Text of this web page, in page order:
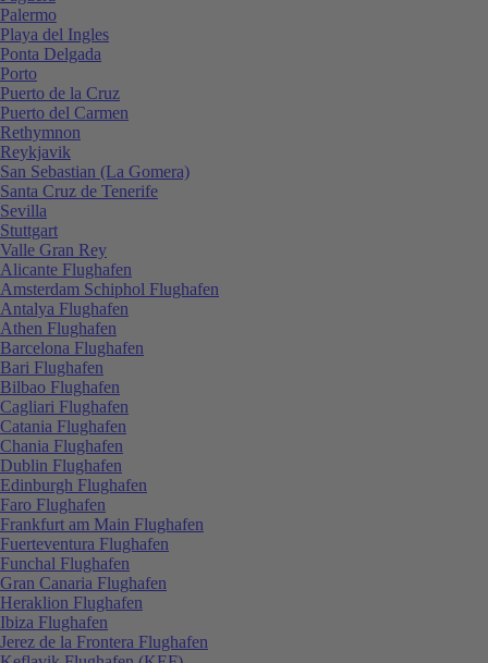
Palermo
Playa del Ingles
Ponta Delgada
Porto
Puerto de la Cruz
Puerto del Carmen
Rethymnon
Reykjavik
San Sebastian (La Gomera)
Santa Cruz de Tenerife
Sevilla
Stuttgart
Valle Gran Rey
Alicante Flughafen
Amsterdam Schiphol Flughafen
Antalya Flughafen
Athen Flughafen
Barcelona Flughafen
Bari Flughafen
Bilbao Flughafen
Cagliari Flughafen
Catania Flughafen
Chania Flughafen
Dublin Flughafen
Edinburgh Flughafen
Faro Flughafen
Frankfurt am Main Flughafen
Fuerteventura Flughafen
Funchal Flughafen
Gran Canaria Flughafen
Heraklion Flughafen
Ibiza Flughafen
Jerez de la Frontera Flughafen